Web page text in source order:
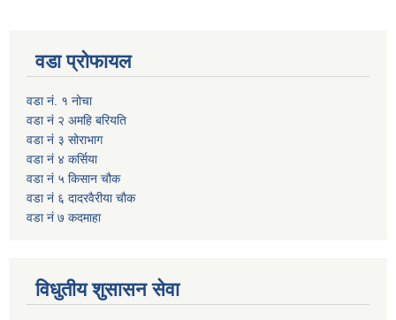
वडा प्रोफायल
वडा नं. १ नोचा
वडा नं २ अमहि बरियति
वडा नं ३ सोराभाग
वडा नं ४ कर्सिया
वडा नं ५ किसान चौक
वडा नं ६ दादरवैरीया चाैक
वडा नं ७ कदमाहा
विधुतीय शुसासन सेवा